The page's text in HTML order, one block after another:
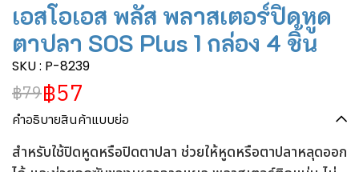
เอสโอเอส พลัส พลาสเตอร์ปิดหูด
ตาปลา SOS Plus 1 กล่อง 4 ชิ้น
SKU : P-8239
฿79฿57
คำอธิบายสินค้าแบบย่อ
สำหรับใช้ปิดหูดหรือปิดตาปลา ช่วยให้หูดหรือตาปลาหลุดออก